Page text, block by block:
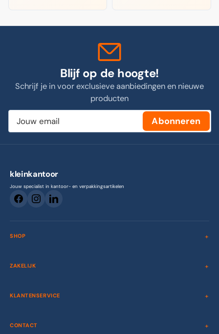
Blijf op de hoogte!
Schrijf je in voor exclusieve aanbiedingen en nieuwe
producten
Jouw
email
Abonneren
kleinkantoor
Jouw specialist in kantoor- en verpakkingsartikelen
SHOP
ZAKELIJK
KLANTENSERVICE
CONTACT